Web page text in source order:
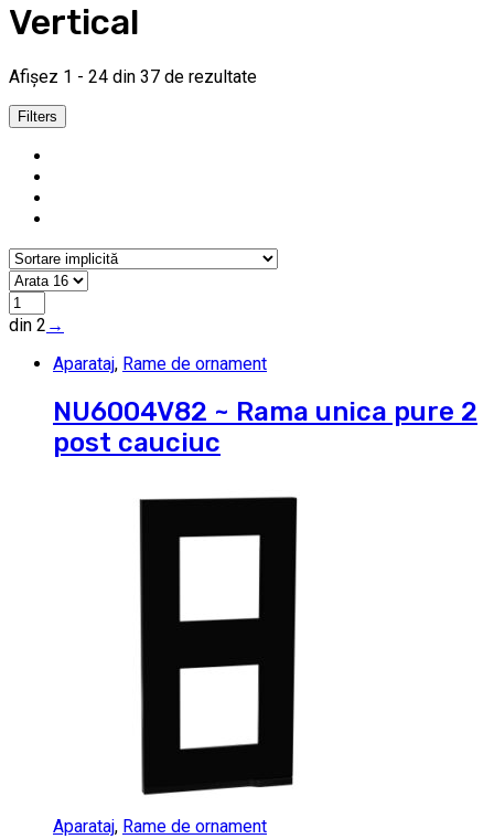
Vertical
Afișez 1 - 24 din 37 de rezultate
Filters
din 2 →
Aparataj, Rame de ornament
NU6004V82 ~ Rama unica pure 2
post cauciuc
Aparataj, Rame de ornament